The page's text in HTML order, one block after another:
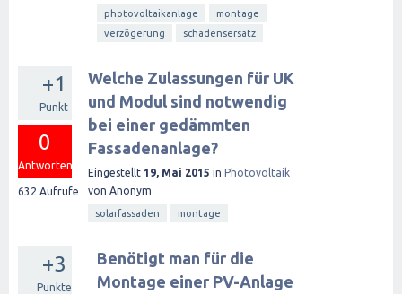
photovoltaikanlage
montage
verzögerung
schadensersatz
+1
Punkt
0
Antworten
632 Aufrufe
Welche Zulassungen für UK
und Modul sind notwendig
bei einer gedämmten
Fassadenanlage?
Eingestellt 19, Mai 2015 in Photovoltaik
von Anonym
solarfassaden montage
+3
Punkte
Benötigt man für die
Montage einer PV-Anlage